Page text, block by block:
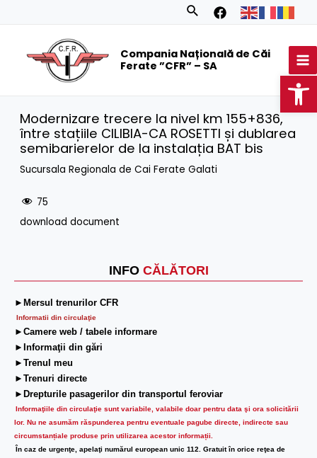
Search
Compania Națională de Căi
Ferate ”CFR” – SA
INFO CĂLĂTORI
►Mersul trenurilor CFR
Informatii din circulaţie
►Camere web / tabele informare
►Informaţii din gări
►Trenul meu
►Trenuri directe
►Drepturile pasagerilor din transportul feroviar
Informaţiile din circulaţie sunt variabile, valabile doar pentru data şi ora solicitării
lor. Nu ne asumăm răspunderea pentru eventuale pagube directe, indirecte sau
circumstanțiale produse prin utilizarea acestor informații.
În caz de urgenţe, apelaţi numărul european unic 112. Gratuit în orice reţea de
Modernizare trecere la nivel km 155+836,
între stațiile CILIBIA-CA ROSETTI și dublarea
semibarierelor de la instalația BAT bis
Sucursala Regionala de Cai Ferate Galati
75
download document